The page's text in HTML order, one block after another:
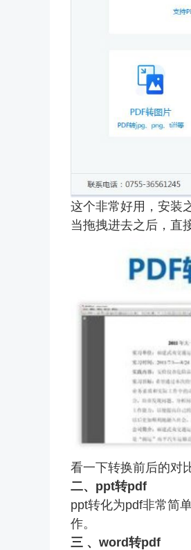
这个非常好用，安装
当拖拽进去之后，直
看一下转换前后的对
二、ppt转pdf
ppt转化为pdf非常简
作。
三 、word转pdf